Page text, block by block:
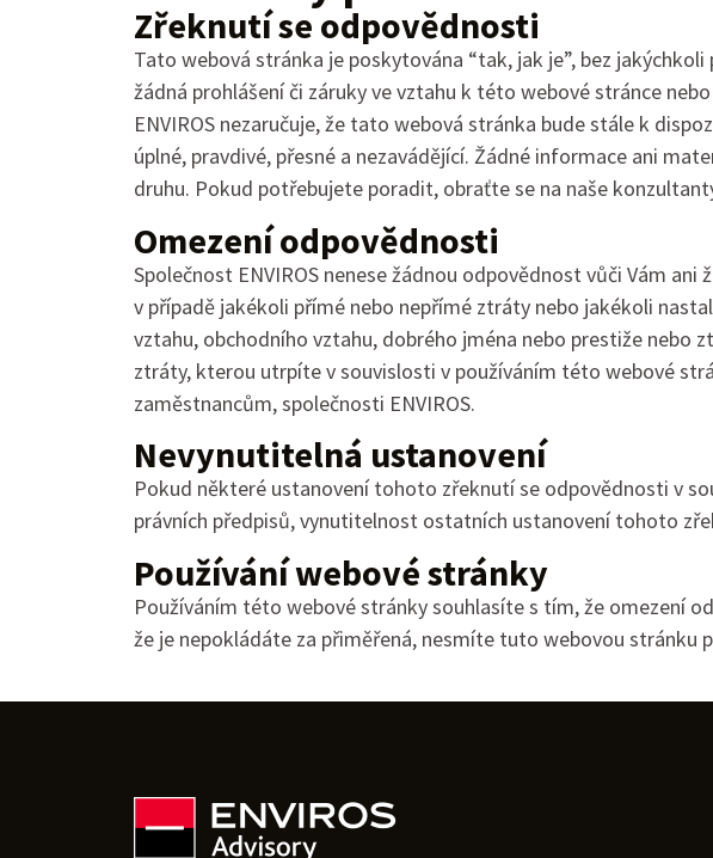
Zřeknutí se odpovědnosti
Tato webová stránka je poskytována “tak, jak je”, bez
žádná prohlášení či záruky ve vztahu k této webové stránce
ENVIROS nezaručuje, že tato webová stránka bude stále k
úplné, pravdivé, přesné a nezavádějící. Žádné informace ani
druhu. Pokud potřebujete poradit, obraťte se na naše
Omezení odpovědnosti
Společnost ENVIROS nenese žádnou odpovědnost vůči Vám
v případě jakékoli přímé nebo nepřímé ztráty nebo jakékoli
vztahu, obchodního vztahu, dobrého jména nebo prestiže
ztráty, kterou utrpíte v souvislosti v používáním této webové
zaměstnancům, společnosti ENVIROS.
Nevynutitelná ustanovení
Pokud některé ustanovení tohoto zřeknutí se odpovědnosti v
právních předpisů, vynutitelnost ostatních ustanovení tohoto
Používání webové stránky
Používáním této webové stránky souhlasíte s tím, že omezení
že je nepokládáte za přiměřená, nesmíte tuto webovou stránku